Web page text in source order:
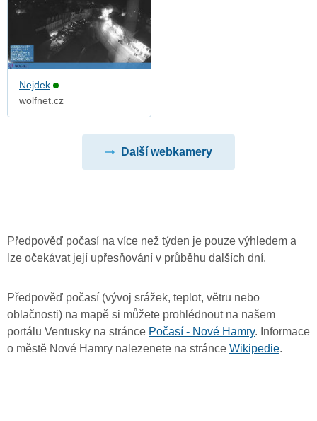
Nejdek
wolfnet.cz
Další webkamery
Předpověď počasí na více než týden je pouze výhledem a
lze očekávat její upřesňování v průběhu dalších dní.
Předpověď počasí (vývoj srážek, teplot, větru nebo
oblačnosti) na mapě si můžete prohlédnout na našem
portálu Ventusky na stránce Počasí - Nové Hamry. Informace
o městě Nové Hamry nalezenete na stránce Wikipedie.